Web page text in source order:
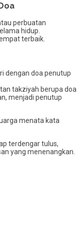
perbuatan
hidup.
terbaik.
dengan doa penutup
takziyah berupa doa
menjadi penutup
menata kata
terdengar tulus,
yang menenangkan.